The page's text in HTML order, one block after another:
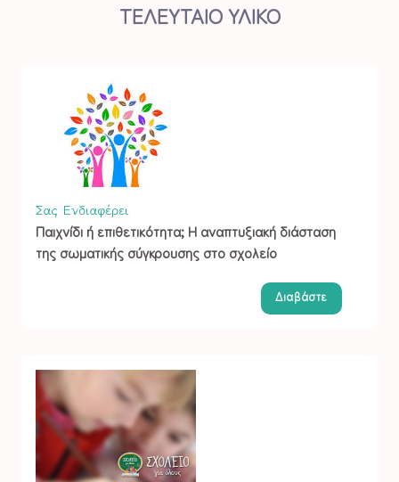
ΤΕΛΕΥΤΑΙΟ ΥΛΙΚΟ
Σας Ενδιαφέρει
Παιχνίδι ή επιθετικότητα; Η αναπτυξιακή διάσταση
της σωματικής σύγκρουσης στο σχολείο
Διαβάστε